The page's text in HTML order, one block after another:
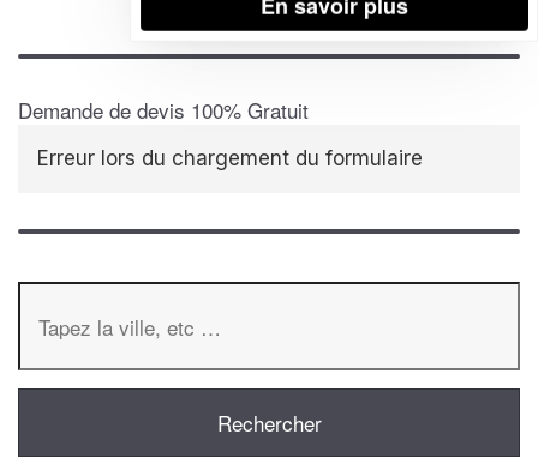
Demande de devis 100% Gratuit
Erreur lors du chargement du formulaire